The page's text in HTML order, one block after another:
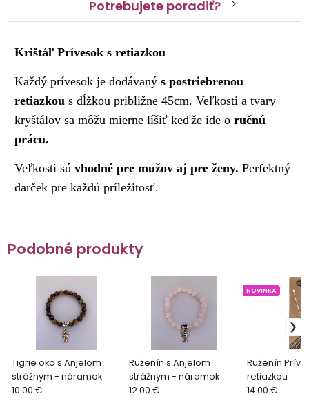
Potrebujete poradiť?
Krištáľ Prívesok s retiazkou
Každý prívesok je dodávanýs postriebrenou
retiazkou s dĺžkou približne 45cm. Veľkosti a tvary
kryštálov sa môžu mierne líšiť keďže ide oručnú
prácu.
Veľkosti súvhodné pre mužov aj pre ženy. Perfektný
darček pre každú príležitosť.
Podobné produkty
Tigrie oko s Anjelom
strážnym - náramok
10.00 €
Ruženín s Anjelom
strážnym - náramok
12.00 €
Ruženín
retiazkou
NOVINKA
14.00 €